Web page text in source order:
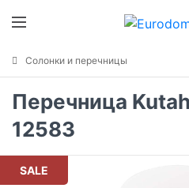
Солонки и перечницы
Перечница
12583
SALE